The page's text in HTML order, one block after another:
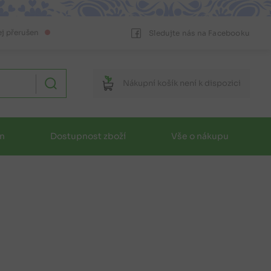
přerušen Sledujte nás na Facebooku
Nákupní košík není k dispozici
Dostupnost zboží Vše o nákupu